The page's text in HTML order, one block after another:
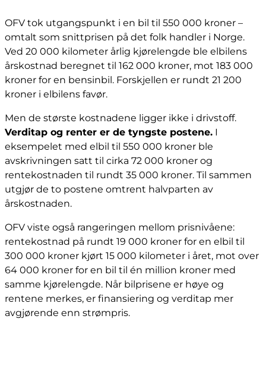
OFV tok utgangspunkt i en bil til 550 000 kroner –
omtalt som snittprisen på det folk handler i Norge.
Ved 20 000 kilometer årlig kjørelengde ble elbilens
årskostnad beregnet til 162 000 kroner, mot 183 000
kroner for en bensinbil. Forskjellen er rundt 21 200
kroner i elbilens favør.
Men de største kostnadene ligger ikke i drivstoff.
Verditap og renter er de tyngste postene. I
eksempelet med elbil til 550 000 kroner ble
avskrivningen satt til cirka 72 000 kroner og
rentekostnaden til rundt 35 000 kroner. Til sammen
utgjør de to postene omtrent halvparten av
årskostnaden.
OFV viste også rangeringen mellom prisnivåene:
rentekostnad på rundt 19 000 kroner for en elbil til
300 000 kroner kjørt 15 000 kilometer i året, mot over
64 000 kroner for en bil til én million kroner med
samme kjørelengde. Når bilprisene er høye og
rentene merkes, er finansiering og verditap mer
avgjørende enn strømpris.